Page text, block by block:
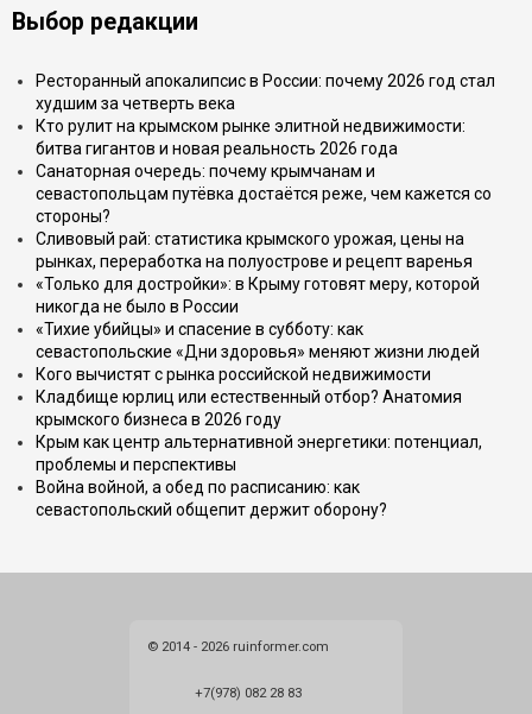
Выбор редакции
Ресторанный апокалипсис в России: почему 2026 год стал
худшим за четверть века
Кто рулит на крымском рынке элитной недвижимости:
битва гигантов и новая реальность 2026 года
Санаторная очередь: почему крымчанам и
севастопольцам путёвка достаётся реже, чем кажется со
стороны?
Сливовый рай: статистика крымского урожая, цены на
рынках, переработка на полуострове и рецепт варенья
«Только для достройки»: в Крыму готовят меру, которой
никогда не было в России
«Тихие убийцы» и спасение в субботу: как
севастопольские «Дни здоровья» меняют жизни людей
Кого вычистят с рынка российской недвижимости
Кладбище юрлиц или естественный отбор? Анатомия
крымского бизнеса в 2026 году
Крым как центр альтернативной энергетики: потенциал,
проблемы и перспективы
Война войной, а обед по расписанию: как
севастопольский общепит держит оборону?
© 2014 - 2026 ruinformer.com
+7(978) 082 28 83